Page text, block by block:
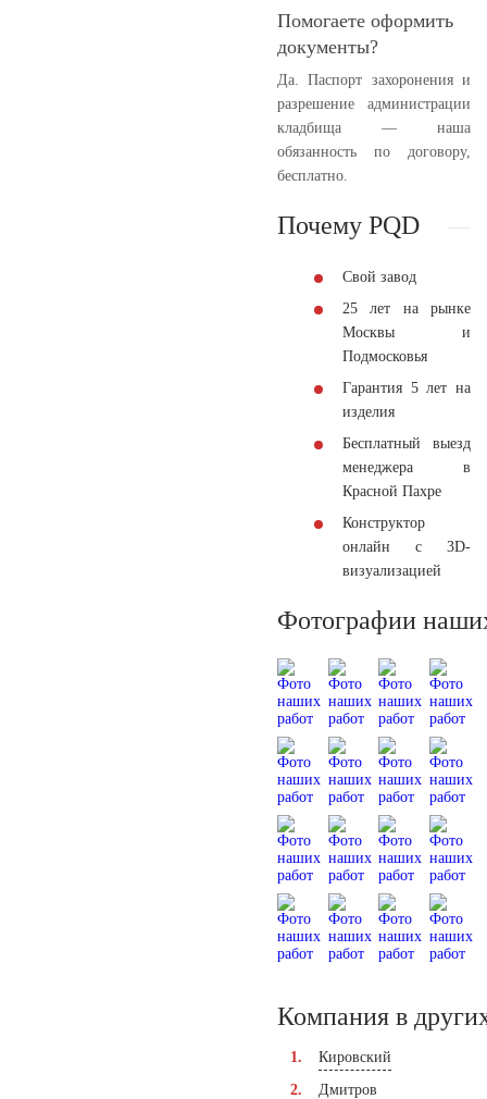
Помогаете оформить
документы?
Да. Паспорт захоронения и
разрешение администрации
кладбища — наша
обязанность по договору,
бесплатно.
Почему PQD
Свой завод
25 лет на рынке
Москвы и
Подмосковья
Гарантия 5 лет на
изделия
Бесплатный выезд
менеджера в
Красной Пахре
Конструктор
онлайн с 3D-
визуализацией
Фотографии
Компания в
Кировский
Дмитров